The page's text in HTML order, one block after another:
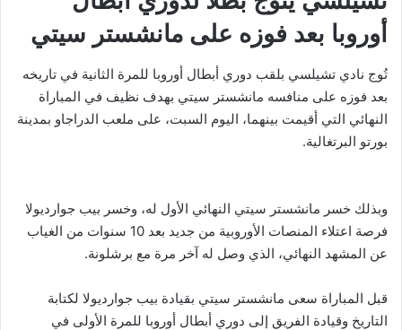
أوروبا بعد فوزه على مانشستر سيتي
تُوج نادي تشيلسي بلقب دوري أبطال أوروبا للمرة الثانية في تاريخه
بعد فوزه على منافسه مانشستر سيتي بهدف نظيف في المباراة
النهائي التي أقيمت بينهما، اليوم السبت، على ملعب الدراجاو بمدينة
بورتو البرتغالية.
وبذلك خسر مانشستر سيتي النهائي الأول له، وخسر بيب جوارديولا
فرصة اعتلاء المنصات الأوروبية من جديد بعد 10 سنوات من الغياب
عن المشهد النهائي، الذي وصل له آخر مرة مع برشلونة.
قبل المباراة سعى مانشستر سيتي بقيادة بيب جوارديولا لكتابة
التاريخ وقيادة الفريق إلى دوري أبطال أوروبا للمرة الأولى في